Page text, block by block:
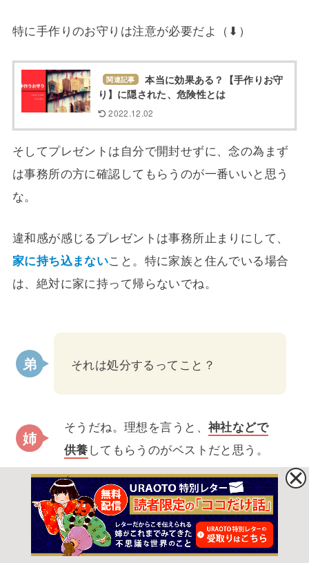
特に手作りのお守りは注意が必要だよ（⬇︎）
関連記事
本当に効果ある？【手作りお守
り】に隠された、危険性とは
2022.12.02
そしてプレゼントは自分で開封せずに、念の為まず
は事務所の方に確認してもらうのが一番いいと思う
な。
違和感が感じるプレゼントは事務所止まりにして、
家に持ち込まないこと。特に家族と住んでいる場合
は、絶対に家に持って帰らないでね。
それは処分するってこと？
そうだね。理想を言うと、 神社などで
供養してもらうのがベストだと思う。
処分するのは心が痛い…って考える
人はどうしたらいい？